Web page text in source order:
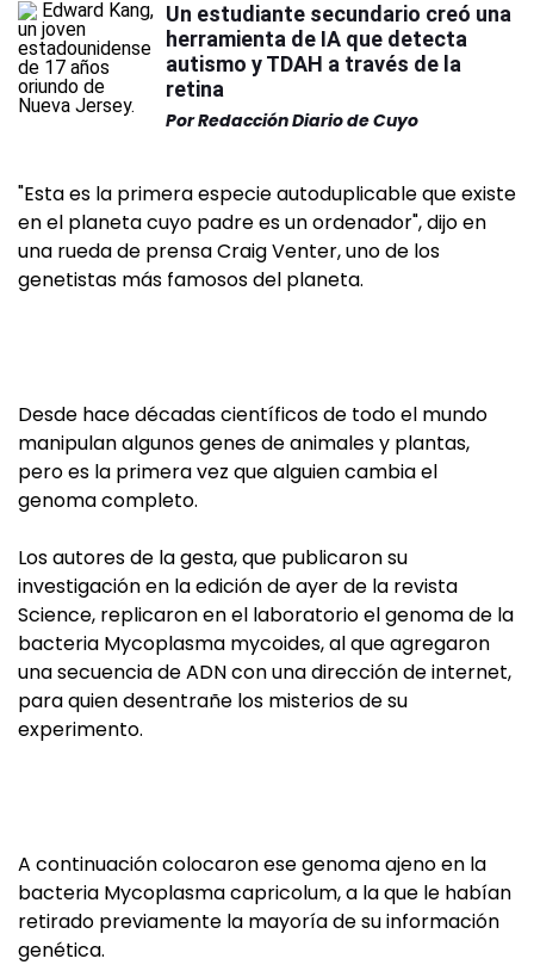
Un estudiante secundario creó una
herramienta de IA que detecta
autismo y TDAH a través de la
retina
PorRedacción Diario de Cuyo
"Esta es la primera especie autoduplicable que existe
en el planeta cuyo padre es un ordenador", dijo en
una rueda de prensa Craig Venter, uno de los
genetistas más famosos del planeta.
Desde hace décadas científicos de todo el mundo
manipulan algunos genes de animales y plantas,
pero es la primera vez que alguien cambia el
genoma completo.
Los autores de la gesta, que publicaron su
investigación en la edición de ayer de la revista
Science, replicaron en el laboratorio el genoma de la
bacteria Mycoplasma mycoides, al que agregaron
una secuencia de ADN con una dirección de internet,
para quien desentrañe los misterios de su
experimento.
A continuación colocaron ese genoma ajeno en la
bacteria Mycoplasma capricolum, a la que le habían
retirado previamente la mayoría de su información
genética.